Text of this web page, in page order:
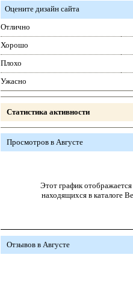
Оцените дизайн сайта
Отлично
Хорошо
Плохо
Ужасно
Статистика активности
Просмотров в Августе
Этот график отображается
находящихся в каталоге
Отзывов в Августе